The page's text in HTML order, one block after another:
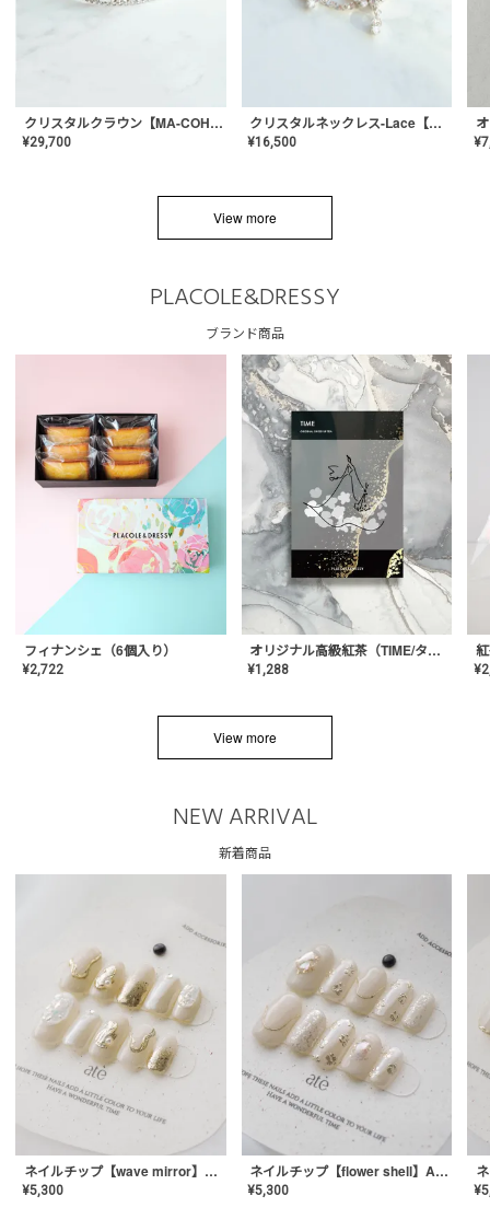
クリスタルクラウン【MA-COHD-01】韓国風クラウン/ウェディングクラウン/ティアラ
¥29,700
クリスタルネックレス-Lace【MA-CONL-02】
¥16,500 ¥
View more
PLACOLE&DRESSY
ブランド商品
フィナンシェ（6個入り）
¥2,722
オリジナル高級紅茶（TIME/タイム）【ギフト/プチギフト/プレゼント/内祝い/結婚式/オリジナル配合/高品質/ハーブティー/茶葉/記念日/お返し/手土産/美容/おしゃれ】
¥1,288 ¥
View more
NEW ARRIVAL
新着商品
ネイルチップ【wave mirror】AE-CONA-04
¥5,300
ネイルチップ【flower shell】AE-CONA-03
¥5,300 ¥